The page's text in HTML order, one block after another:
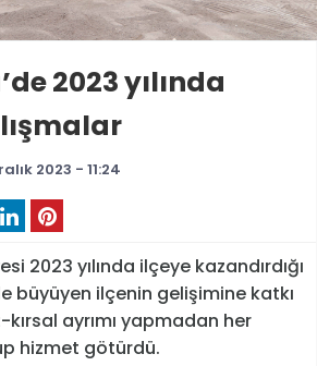
2023 yılında
2023 - 11:24
2023 yılında ilçeye kazandırdığı
büyüyen ilçenin gelişimine katkı
ayrımı yapmadan her
hizmet götürdü.